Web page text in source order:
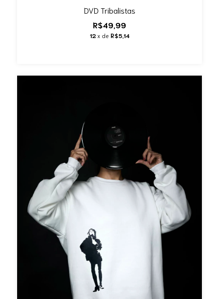
DVD Tribalistas
R$49,99
12 x de R$5,14